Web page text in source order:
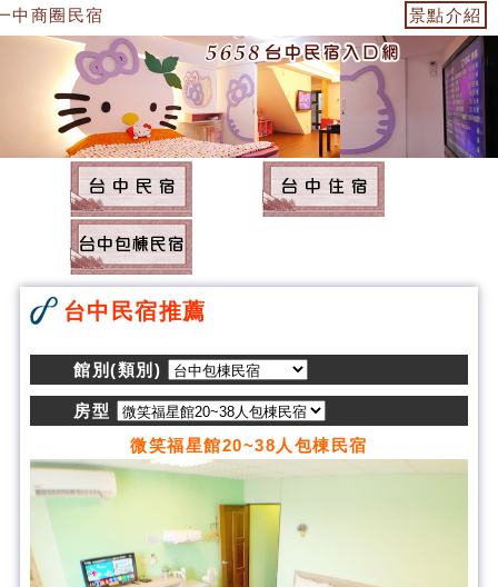
商圈民宿 景點介紹
台中民宿推薦
館別(類別)
房型
微笑福星館20~38人包棟民宿